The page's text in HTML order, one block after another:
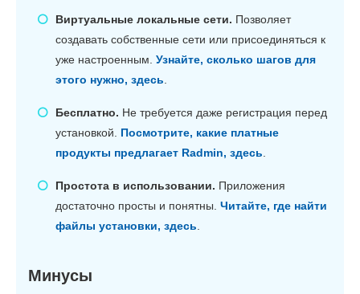
Виртуальные локальные сети. Позволяет
создавать собственные сети или присоединяться к
уже настроенным. Узнайте, сколько шагов для
этого нужно, здесь.
Бесплатно. Не требуется даже регистрация перед
установкой. Посмотрите, какие платные
продукты предлагает Radmin, здесь.
Простота в использовании. Приложения
достаточно просты и понятны. Читайте, где найти
файлы установки, здесь.
Минусы